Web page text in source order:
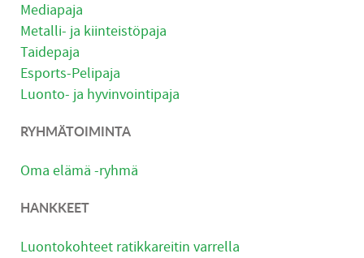
Mediapaja
Metalli- ja kiinteistöpaja
Taidepaja
Esports-Pelipaja
Luonto- ja hyvinvointipaja
RYHMÄTOIMINTA
Oma elämä -ryhmä
HANKKEET
Luontokohteet ratikkareitin varrella